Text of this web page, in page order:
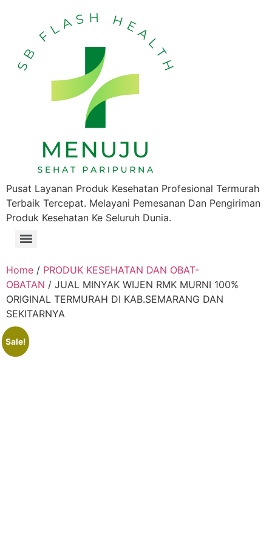
Pusat Layanan Produk Kesehatan Profesional Termurah
Terbaik Tercepat. Melayani Pemesanan Dan Pengiriman
Produk Kesehatan Ke Seluruh Dunia.
Home / PRODUK KESEHATAN DAN OBAT-
OBATAN / JUAL MINYAK WIJEN RMK MURNI 100%
ORIGINAL TERMURAH DI KAB.SEMARANG DAN
SEKITARNYA
Sale!